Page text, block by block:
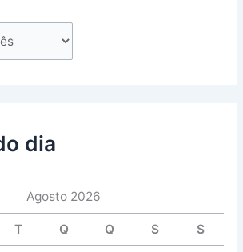
dia
Agosto 2026
T Q Q S S